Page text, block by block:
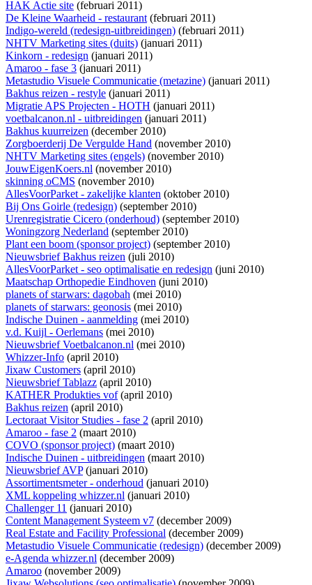
HAK Actie site (februari 2011)
De Kleine Waarheid - restaurant(februari 2011)
Indigo-wereld (redesign-uitbreidingen) (februari 2011)
NHTV Marketing sites (duits) (januari 2011)
Kinkorn - redesign (januari 2011)
Amaroo - fase 3 (januari 2011)
Metastudio Visuele Communicatie (metazine) (januari 2011)
Bakhus reizen - restyle (januari 2011)
Migratie APS Projecten - HOTH (januari 2011)
voetbalcanon.nl - uitbreidingen (januari 2011)
Bakhus kuurreizen (december 2010)
Zorgboerderij De Vergulde Hand (november 2010)
NHTV Marketing sites (engels) (november 2010)
JouwEigenKoers.nl (november 2010)
skinning oCMS (november 2010)
AllesVoorParket - zakelijke klanten (oktober 2010)
Bij Ons Goirle (redesign) (september 2010)
Urenregistratie Cicero (onderhoud) (september 2010)
Woningzorg Nederland (september 2010)
Plant een boom (sponsor project) (september 2010)
Nieuwsbrief Bakhus reizen (juli 2010)
AllesVoorParket - seo optimalisatie en redesign (juni 2010)
Maatschap Orthopedie Eindhoven (juni 2010)
planets of starwars: dagobah (mei 2010)
planets of starwars: geonosis (mei 2010)
Indische Duinen - aanmelding (mei 2010)
v.d. Kuijl - Oerlemans (mei 2010)
Nieuwsbrief Voetbalcanon.nl (mei 2010)
Whizzer-Info (april 2010)
Jixaw Customers (april 2010)
Nieuwsbrief Tablazz (april 2010)
KATHER Produkties vof(april 2010)
Bakhus reizen (april 2010)
Lectoraat Visitor Studies - fase 2 (april 2010)
Amaroo - fase 2 (maart 2010)
COVO (sponsor project) (maart 2010)
Indische Duinen - uitbreidingen (maart 2010)
Nieuwsbrief AVP(januari 2010)
Assortimentsmeter - onderhoud (januari 2010)
XML koppeling whizzer.nl (januari 2010)
Challenger 11 (januari 2010)
Content Management Systeem v7 (december 2009)
Real Estate and Facility Professional (december 2009)
Metastudio Visuele Communicatie (redesign) (december 2009)
e-Agenda whizzer.nl (december 2009)
Amaroo (november 2009)